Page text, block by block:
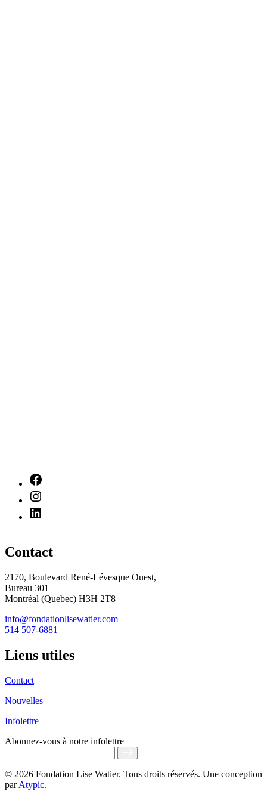
Contact
2170, Boulevard René-Lévesque Ouest,
Bureau 301
Montréal (Quebec) H3H 2T8
info@fondationlisewatier.com
514 507-6881
Liens utiles
Contact
Nouvelles
Infolettre
Abonnez-vous à notre infolettre
© 2026 Fondation Lise Watier. Tous droits réservés. Une conception
parAtypic.